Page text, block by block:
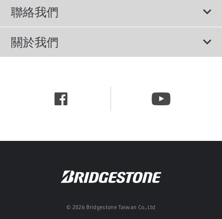
所有輪胎
休旅車專用胎
轎車用胎
聯絡我們
諮詢服務
隱私權政策
關於我們
© 2026 Bridgestone Taiwan Co.,Ltd